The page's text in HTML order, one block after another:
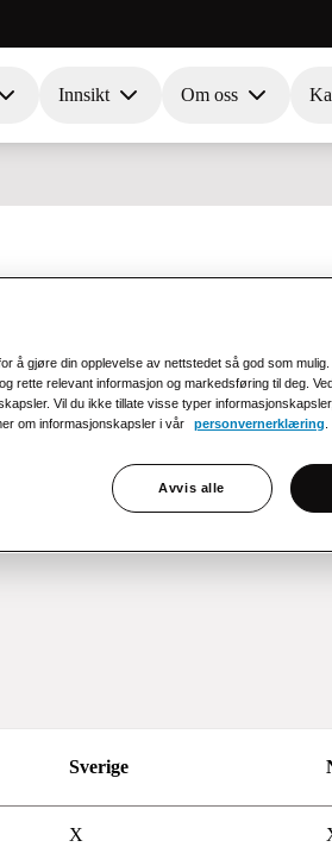
Innsikt Om oss
for å
Sverige
X
å gjøre din opplevelse av nettstedet så god som
rette relevant informasjon og markedsføring til deg.
Vil du ikke tillate visse typer
om informasjonskapsler i vår
personvernerklæring
Avvis alle